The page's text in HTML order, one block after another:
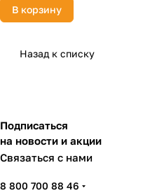
В корзину
Назад к списку
Подписаться
на новости и акции
Связаться с нами
8 800 700 88 46